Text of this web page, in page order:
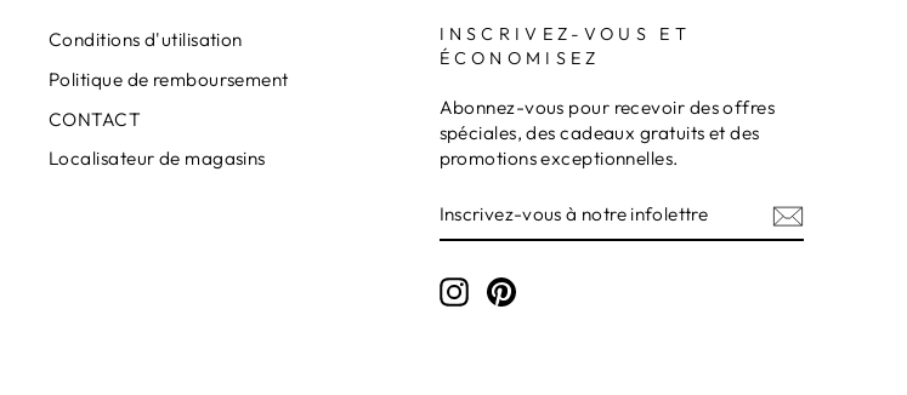
Conditions d'utilisation
Politique de remboursement
CONTACT
Localisateur de magasins
INSCRIVEZ-VOUS ET
ÉCONOMISEZ
Abonnez-vous pour recevoir des offres
spéciales, des cadeaux gratuits et des
promotions exceptionnelles.
VOUS
À
INFOLETTRE
InstagramPinterest